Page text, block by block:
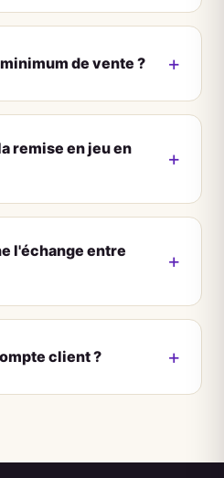
de vente ?
remise en jeu en
l'échange entre
client ?